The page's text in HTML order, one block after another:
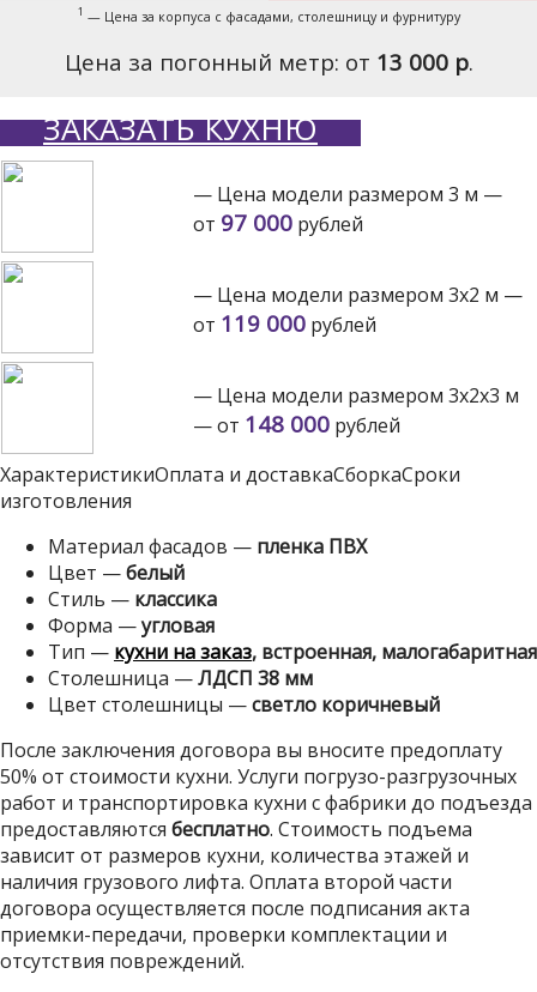
1 — Цена за корпуса с фасадами, столешницу и фурнитуру
Цена за погонный метр: от 13 000 р.
ЗАКАЗАТЬ КУХНЮ
— Цена модели размером 3 м —
от 97 000 рублей
— Цена модели размером 3х2 м —
от 119 000 рублей
— Цена модели размером 3х2х3 м
— от 148 000 рублей
ХарактеристикиОплата и доставкаСборкаСроки
изготовления
Материал фасадов — пленка ПВХ
Цвет —белый
Стиль — классика
Форма —угловая
Тип — кухни на заказ, встроенная, малогабаритная
Столешница —ЛДСП 38 мм
Цвет столешницы —светло коричневый
После заключения договора вы вносите предоплату
50% от стоимости кухни. Услуги погрузо-разгрузочных
работ и транспортировка кухни с фабрики до подъезда
предоставляются бесплатно. Стоимость подъема
зависит от размеров кухни, количества этажей и
наличия грузового лифта. Оплата второй части
договора осуществляется после подписания акта
приемки-передачи, проверки комплектации и
отсутствия повреждений.